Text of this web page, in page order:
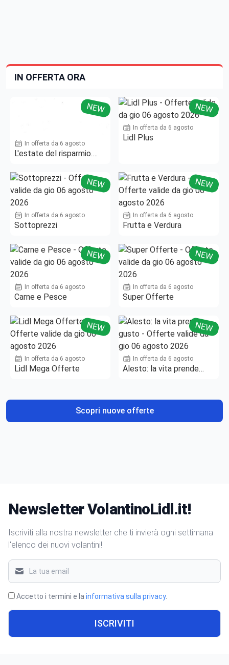
IN OFFERTA ORA
NEW
In offerta da 6 agosto
L'estate del risparmio.
NEW
In offerta da 6 agosto
Lidl Plus
NEW
In offerta da 6 agosto
Sottoprezzi
NEW
In offerta da 6 agosto
Frutta e Verdura
NEW
In offerta da 6 agosto
Carne e Pesce
NEW
In offerta da 6 agosto
Super Offerte
NEW
In offerta da 6 agosto
Lidl Mega Offerte
NEW
In offerta da 6 agosto
Alesto: la vita prende
Scopri nuove offerte
Newsletter VolantinoLidl.it!
Iscriviti alla nostra newsletter che ti invierà ogni settimana
l'elenco dei nuovi volantini!
Accetto i termini e la informativa sulla privacy.
ISCRIVITI